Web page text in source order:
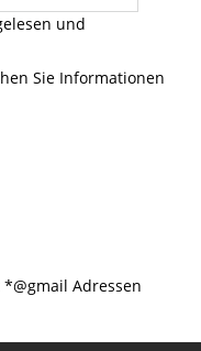
und
Sie Informationen
Adressen